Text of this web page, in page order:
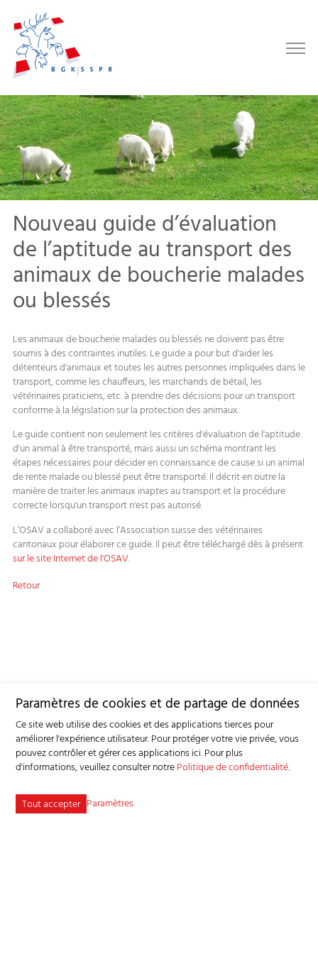
Nouveau guide d’évaluation
de l’aptitude au transport des
animaux de boucherie malades
ou blessés
Les animaux de boucherie malades ou blessés ne doivent pas être
soumis à des contraintes inutiles. Le guide a pour but d'aider les
détenteurs d'animaux et toutes les autres personnes impliquées dans le
transport, comme les chauffeurs, les marchands de bétail, les
vétérinaires praticiens, etc. à prendre des décisions pour un transport
conforme à la législation sur la protection des animaux.
Le guide contient non seulement les critères d'évaluation de l'aptitude
d'un animal à être transporté, mais aussi un schéma montrant les
étapes nécessaires pour décider en connaissance de cause si un animal
de rente malade ou blessé peut être transporté. Il décrit en outre la
manière de traiter les animaux inaptes au transport et la procédure
correcte lorsqu'un transport n'est pas autorisé.
L’OSAV a collaboré avec l’Association suisse des vétérinaires
cantonaux pour élaborer ce guide. Il peut être téléchargé dès à présent
sur le site Internet de l'OSAV.
Retour
Paramètres de cookies et de partage de données
Ce site web utilise des cookies et des applications tierces pour
améliorer l'expérience utilisateur. Pour protéger votre vie privée, vous
pouvez contrôler et gérer ces applications ici.Pour plus
d'informations, veuillez consulter notrePolitique de confidentialité.
Tout accepter Paramètres